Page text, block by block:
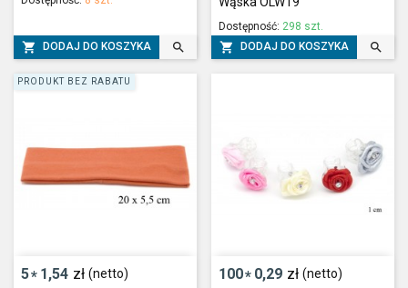
 DODAJ DO KOSZYKA 
Dostępność: 298 szt.
 DODAJ DO KOSZYKA 
5* 1,54 zł (netto)
PRODUKT BEZ RABATU
100* 0,29 zł (netto)